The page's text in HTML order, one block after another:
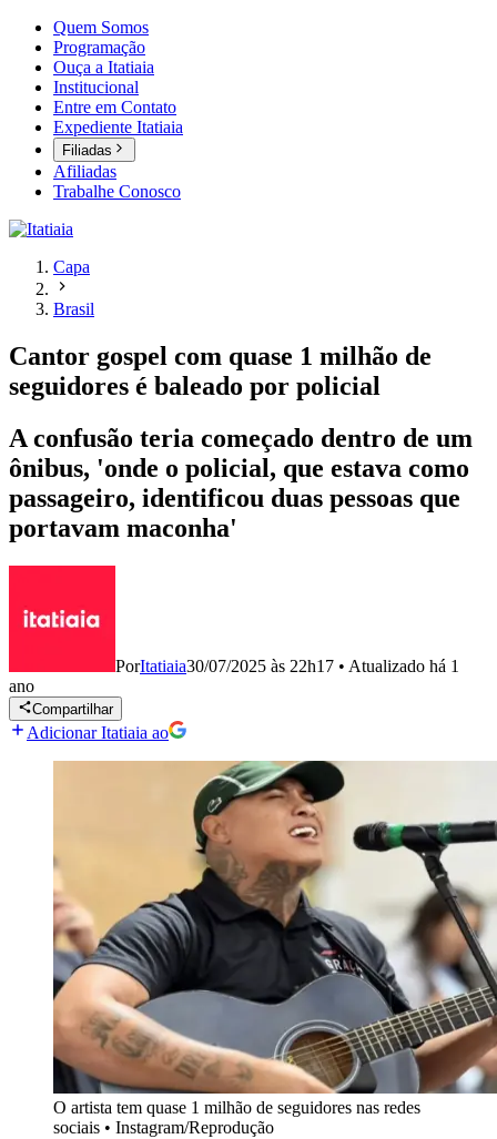
Quem Somos
Programação
Ouça a Itatiaia
Institucional
Entre em Contato
Expediente Itatiaia
Filiadas
Afiliadas
Trabalhe Conosco
Capa
Brasil
Cantor gospel com quase 1 milhão de
seguidores é baleado por policial
A confusão teria começado dentro de um
ônibus, 'onde o policial, que estava como
passageiro, identificou duas pessoas que
portavam maconha'
PorItatiaia30/07/2025 às 22h17 • Atualizado há 1
ano
Compartilhar
Adicionar Itatiaia ao
O artista tem quase 1 milhão de seguidores nas redes
sociais • Instagram/Reprodução